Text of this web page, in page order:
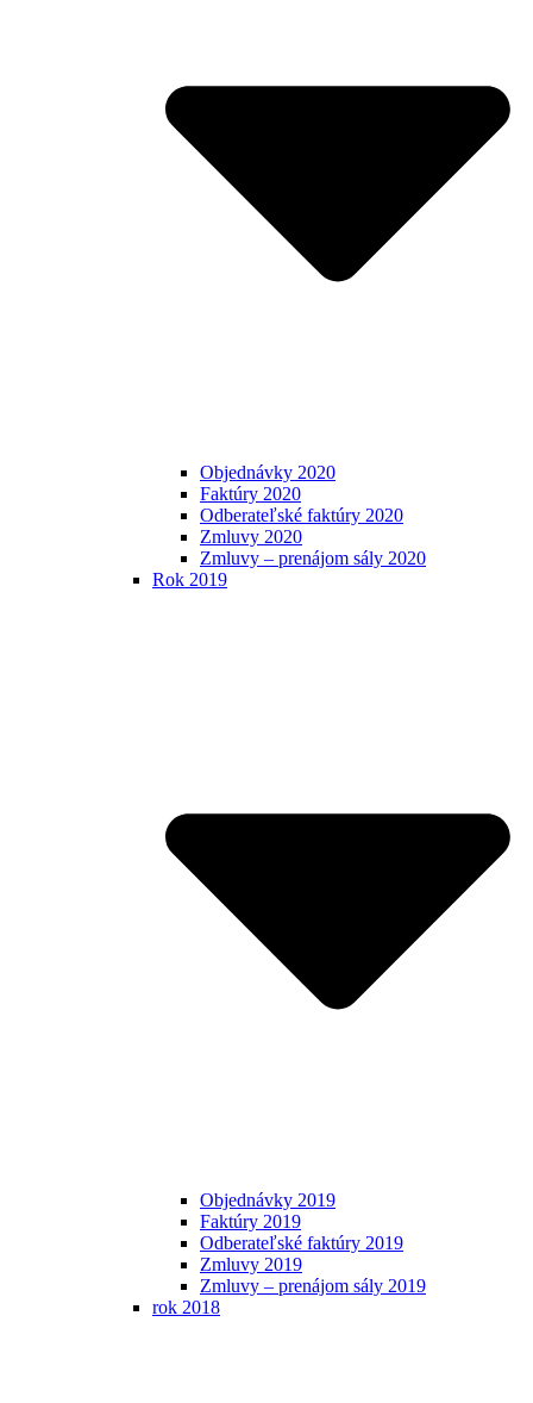
Objednávky 2020
Faktúry 2020
Odberateľské faktúry 2020
Zmluvy 2020
Zmluvy – prenájom sály 2020
Rok 2019
Objednávky 2019
Faktúry 2019
Odberateľské faktúry 2019
Zmluvy 2019
Zmluvy – prenájom sály 2019
rok 2018